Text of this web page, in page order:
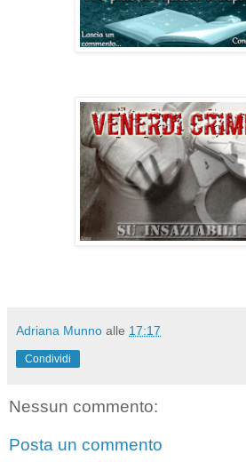
Adriana Munno alle 17:17
Condividi
Nessun commento:
Posta un commento